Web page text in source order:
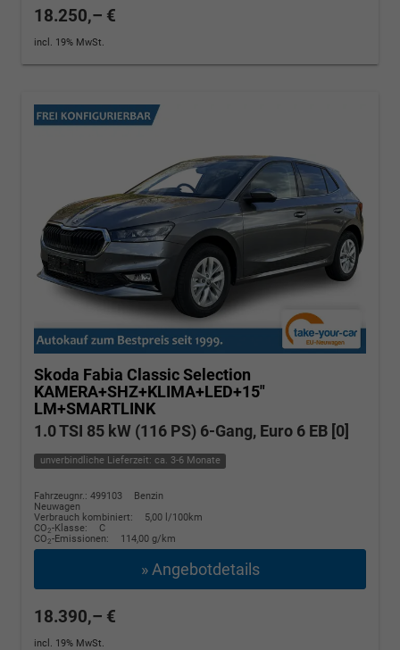
18.250,– €
incl. 19% MwSt.
Skoda Fabia Classic Selection
KAMERA+SHZ+KLIMA+LED+15"
LM+SMARTLINK
1.0 TSI 85 kW (116 PS) 6-Gang, Euro 6 EB [0]
unverbindliche Lieferzeit: ca. 3-6 Monate
Fahrzeugnr.: 499103
Benzin
Neuwagen
Verbrauch kombiniert:
5,00 l/100km
CO2-Klasse:
C
CO2-Emissionen: 114,00 g/km
» Angebotdetails
18.390,– €
incl. 19% MwSt.